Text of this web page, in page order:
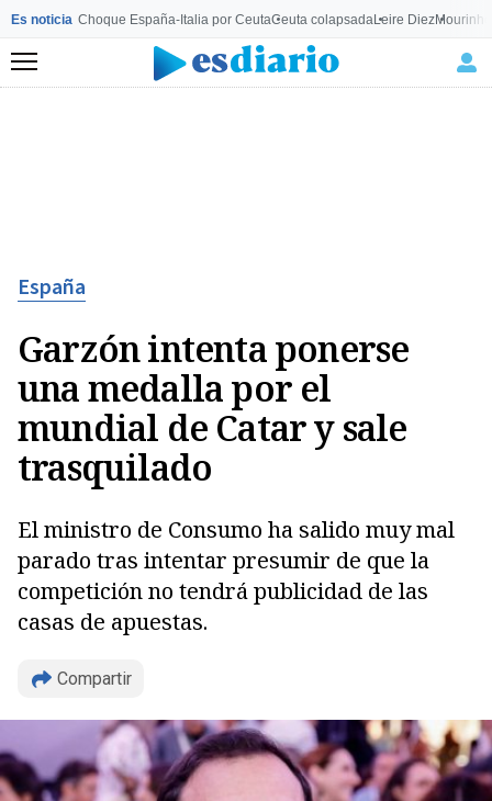
Es noticia Choque España-Italia por CeutaCeuta colapsadaLeire Diez
Menú
España
Garzón intenta ponerse
una medalla por el
mundial de Catar y sale
trasquilado
El ministro de Consumo ha salido muy mal
parado tras intentar presumir de que la
competición no tendrá publicidad de las
casas de apuestas.
Compartir
Copiar